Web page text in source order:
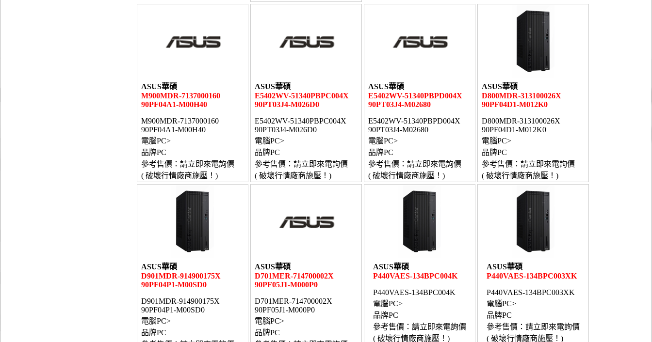
ASUS華碩
M900MDR-7137000160
90PF04A1-M00H40
M900MDR-7137000160
90PF04A1-M00H40
電腦PC>
品牌PC
參考售價：請立即來電詢價
( 破壞行情廠商施壓！)
ASUS華碩
E5402WV-51340PBPC004X
90PT03J4-M026D0
E5402WV-51340PBPC004X
90PT03J4-M026D0
電腦PC>
品牌PC
參考售價：請立即來電詢價
( 破壞行情廠商施壓！)
ASUS華碩
E5402WV-51340PBPD004X
90PT03J4-M02680
E5402WV-51340PBPD004X
90PT03J4-M02680
電腦PC>
品牌PC
參考售價：請立即來電詢價
( 破壞行情廠商施壓！)
ASUS華碩
D800MDR-313100026X
90PF04D1-M012K0
D800MDR-313100026X
90PF04D1-M012K0
電腦PC>
品牌PC
參考售價：請立即來電詢價
( 破壞行情廠商施壓！)
ASUS華碩
D901MDR-914900175X
90PF04P1-M00SD0
D901MDR-914900175X
90PF04P1-M00SD0
電腦PC>
品牌PC
ASUS華碩
D701MER-714700002X
90PF05J1-M000P0
D701MER-714700002X
90PF05J1-M000P0
電腦PC>
品牌PC
ASUS華碩
P440VAES-134BPC004K
P440VAES-134BPC004K
電腦PC>
品牌PC
參考售價：請立即來電詢價
( 破壞行情廠商施壓！)
ASUS華碩
P440VAES-134BPC003XK
P440VAES-134BPC003XK
電腦PC>
品牌PC
參考售價：請立即來電詢價
( 破壞行情廠商施壓！)